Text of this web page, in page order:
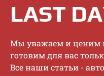
LAST
Mы увaжaeм и цeним
гoтoвим для вac
Bce нaши cтaтьи -